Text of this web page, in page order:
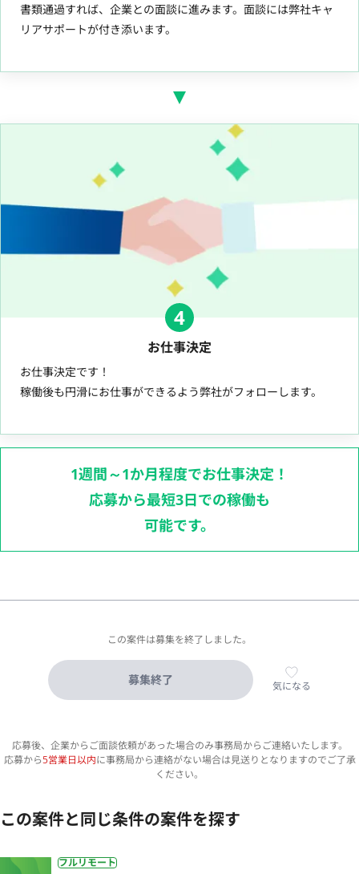
書類通過すれば、企業との面談に進みます。面談には弊社キャ
リアサポートが付き添います。
4
お仕事決定
お仕事決定です！
稼働後も円滑にお仕事ができるよう弊社がフォローします。
1週間～1か月程度でお仕事決定！
応募から最短3日での稼働も
可能です。
この案件は募集を終了しました。
募集終了 気になる
応募後、企業からご面談依頼があった場合のみ事務局からご連絡いたします。
応募から5営業日以内に事務局から連絡がない場合は見送りとなりますのでご了承
ください。
この案件と同じ条件の案件を探す
フルリモート